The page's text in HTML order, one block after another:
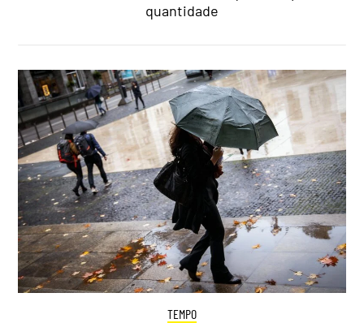
quantidade
TEMPO